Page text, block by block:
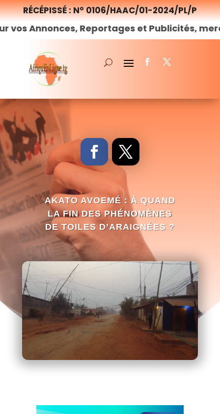
RÉCÉPISSÉ : N° 0106/HAAC/01-2024/PL/P
Reportages et Publicités, merci de nous
AKATO AVOEMÉ : À QUAND
LA FIN DES PHÉNOMÈNES
DE TOILES D’ARAIGNÉES ?